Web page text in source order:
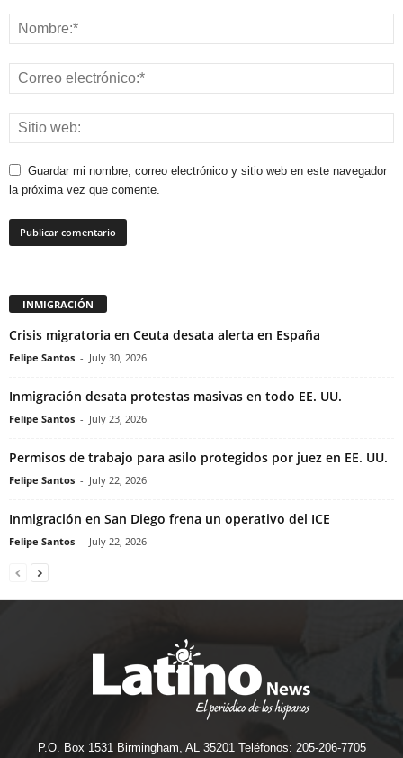
Guardar mi nombre, correo electrónico y sitio web en este navegador
la próxima vez que comente.
INMIGRACIÓN
Crisis migratoria en Ceuta desata alerta en España
Felipe Santos - July 30, 2026
Inmigración desata protestas masivas en todo EE. UU.
Felipe Santos - July 23, 2026
Permisos de trabajo para asilo protegidos por juez en EE. UU.
Felipe Santos - July 22, 2026
Inmigración en San Diego frena un operativo del ICE
Felipe Santos - July 22, 2026
P.O. Box 1531 Birmingham, AL 35201 Teléfonos: 205-206-7705